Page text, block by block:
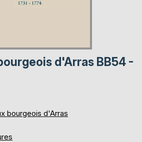
d'Arras BB54 -
bourgeois d'Arras